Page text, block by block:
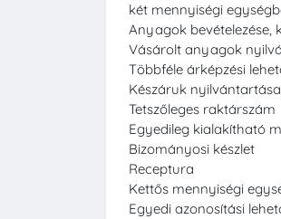
két mennyiségi
Anyagok bevételezése,
Vásárolt anyagok
Többféle árképzési
Készáruk
Tetszőleges raktárszám
Egyedileg kialakítható
Bizományosi készlet
Receptura
Kettős mennyiségi
Egyedi azonosítási